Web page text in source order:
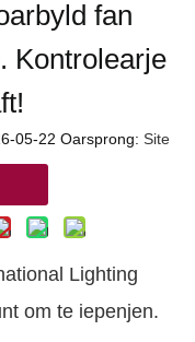
fan
Kontrolearje
05-22 Oarsprong: Site
Lighting
om te iepenjen.